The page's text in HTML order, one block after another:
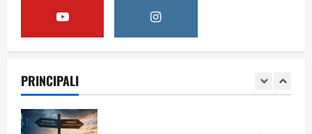
PRINCIPALI
Il futuro ha ancora bisogno di noi?